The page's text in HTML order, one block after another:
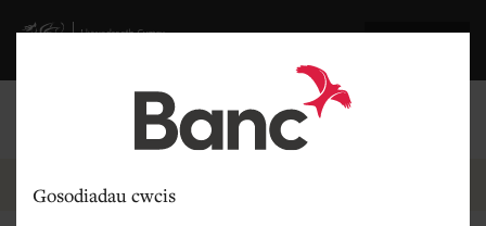
Gosodiadau cwcis
Visit gov.wales website
Mewngofnodi
Breadcrumb
Hafan